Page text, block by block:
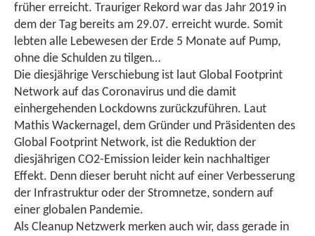
früher erreicht. Trauriger Rekord war das Jahr 2019 in
dem der Tag bereits am 29.07. erreicht wurde. Somit
lebten alle Lebewesen der Erde 5 Monate auf Pump,
ohne die Schulden zu tilgen…
Die diesjährige Verschiebung ist laut Global Footprint
Network auf das Coronavirus und die damit
einhergehenden Lockdowns zurückzuführen. Laut
Mathis Wackernagel, dem Gründer und Präsidenten des
Global Footprint Network, ist die Reduktion der
diesjährigen CO2-Emission leider kein nachhaltiger
Effekt. Denn dieser beruht nicht auf einer Verbesserung
der Infrastruktur oder der Stromnetze, sondern auf
einer globalen Pandemie.
Als Cleanup Netzwerk merken auch wir, dass gerade in